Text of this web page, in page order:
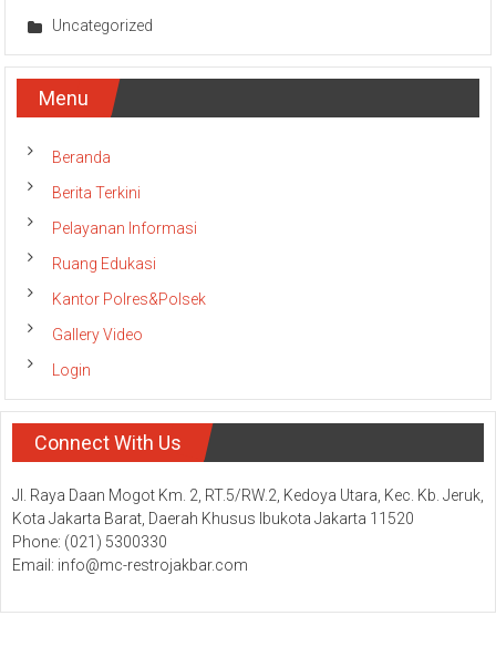
Uncategorized
Menu
Beranda
Berita Terkini
Pelayanan Informasi
Ruang Edukasi
Kantor Polres&Polsek
Gallery Video
Login
Connect With Us
Jl. Raya Daan Mogot Km. 2, RT.5/RW.2, Kedoya Utara, Kec. Kb. Jeruk,
Kota Jakarta Barat, Daerah Khusus Ibukota Jakarta 11520
Phone: (021) 5300330
Email: info@mc-restrojakbar.com